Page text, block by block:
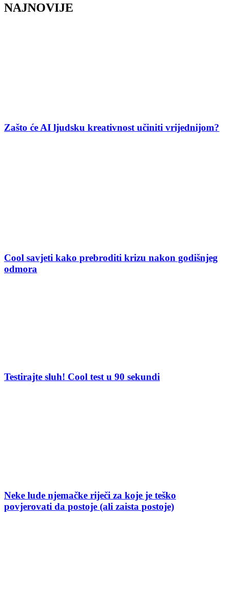
NAJNOVIJE
Zašto će AI ljudsku kreativnost učiniti vrijednijom?
Cool savjeti kako prebroditi krizu nakon godišnjeg
odmora
Testirajte sluh! Cool test u 90 sekundi
Neke lude njemačke riječi za koje je teško
povjerovati da postoje (ali zaista postoje)